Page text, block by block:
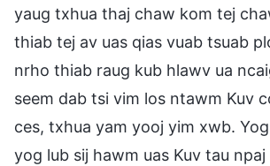
yaug txhua thaj chaw kom tej
thiab tej av uas qias vuab tsuab
nrho thiab raug kub hlawv ua
seem dab tsi vim los ntawm Kuv
ces, txhua yam yooj yim xwb.
yog lub sij hawm uas Kuv tau